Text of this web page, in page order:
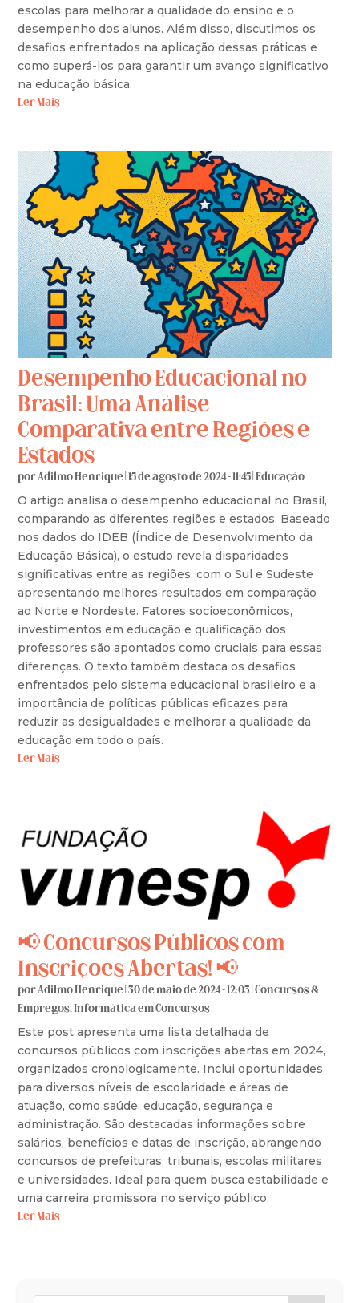
escolas para melhorar a qualidade do ensino e o
desempenho dos alunos. Além disso, discutimos os
desafios enfrentados na aplicação dessas práticas e
como superá-los para garantir um avanço significativo
na educação básica.
Ler Mais
Desempenho Educacional no
Brasil: Uma Análise
Comparativa entre Regiões e
Estados
porAdilmo Henrique 15 de agosto de 2024 - 11:45 |Educação
O artigo analisa o desempenho educacional no Brasil,
comparando as diferentes regiões e estados. Baseado
nos dados do IDEB (Índice de Desenvolvimento da
Educação Básica), o estudo revela disparidades
significativas entre as regiões, com o Sul e Sudeste
apresentando melhores resultados em comparação
ao Norte e Nordeste. Fatores socioeconômicos,
investimentos em educação e qualificação dos
professores são apontados como cruciais para essas
diferenças. O texto também destaca os desafios
enfrentados pelo sistema educacional brasileiro e a
importância de políticas públicas eficazes para
reduzir as desigualdades e melhorar a qualidade da
educação em todo o país.
Ler Mais
📢 Concursos Públicos com
Inscrições Abertas! 📢
porAdilmo Henrique|30 de maio de 2024 - 12:03|Concursos &
Empregos,Informática em Concursos
Este post apresenta uma lista detalhada de
concursos públicos com inscrições abertas em 2024,
organizados cronologicamente. Inclui oportunidades
para diversos níveis de escolaridade e áreas de
atuação, como saúde, educação, segurança e
administração. São destacadas informações sobre
salários, benefícios e datas de inscrição, abrangendo
concursos de prefeituras, tribunais, escolas militares
e universidades. Ideal para quem busca estabilidade e
uma carreira promissora no serviço público.
Ler Mais